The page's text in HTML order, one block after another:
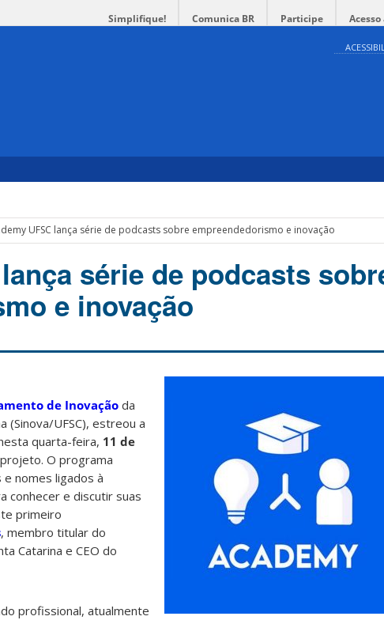
Simplifique! Comunica BR Participe
UFSC lança série de podcasts sobre empreendedorismo e inovação
série de podcasts
e inovação
de Inovaçãoda
(Sinova/UFSC), estreou a
quarta-feira, 11 de
O programa
nomes ligados à
conhecer e discutir suas
primeiro
, membro titular do
Catarina e CEO do
profissional, atualmente